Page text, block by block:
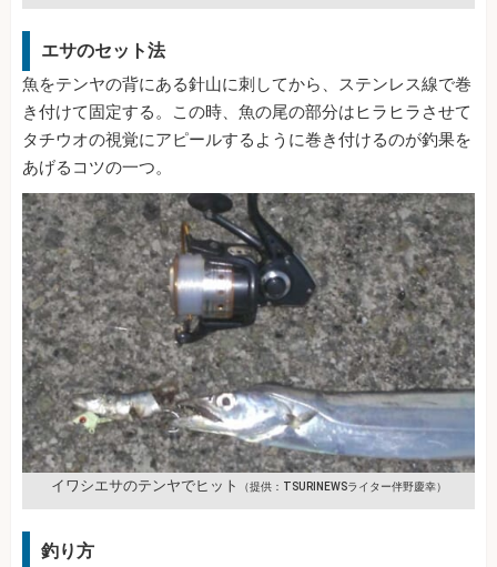
エサのセット法
魚をテンヤの背にある針山に刺してから、ステンレス線で巻
き付けて固定する。この時、魚の尾の部分はヒラヒラさせて
タチウオの視覚にアピールするように巻き付けるのが釣果を
あげるコツの一つ。
イワシエサのテンヤでヒット （提供：TSURINEWSライター伴野慶幸）
釣り方